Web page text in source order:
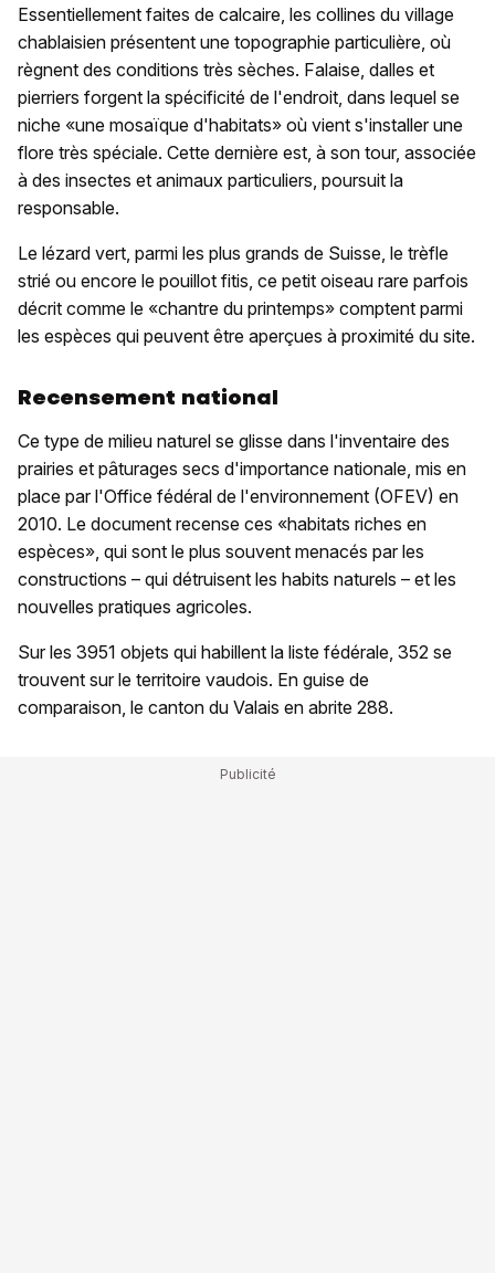
Essentiellement faites de calcaire, les collines du village
chablaisien présentent une topographie particulière, où
règnent des conditions très sèches. Falaise, dalles et
pierriers forgent la spécificité de l'endroit, dans lequel se
niche «une mosaïque d'habitats» où vient s'installer une
flore très spéciale. Cette dernière est, à son tour, associée
à des insectes et animaux particuliers, poursuit la
responsable.
Le lézard vert, parmi les plus grands de Suisse, le trèfle
strié ou encore le pouillot fitis, ce petit oiseau rare parfois
décrit comme le «chantre du printemps» comptent parmi
les espèces qui peuvent être aperçues à proximité du site.
Recensement national
Ce type de milieu naturel se glisse dans l'inventaire des
prairies et pâturages secs d'importance nationale, mis en
place par l'Office fédéral de l'environnement (OFEV) en
2010. Le document recense ces «habitats riches en
espèces», qui sont le plus souvent menacés par les
constructions – qui détruisent les habits naturels – et les
nouvelles pratiques agricoles.
Sur les 3951 objets qui habillent la liste fédérale, 352 se
trouvent sur le territoire vaudois. En guise de
comparaison, le canton du Valais en abrite 288.